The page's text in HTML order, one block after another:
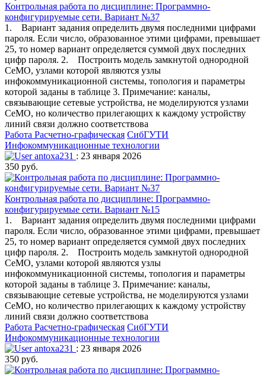
Контрольная работа по дисциплине: Программно-
конфигурируемые сети. Вариант №37
1. Вариант задания определить двумя последними цифрами
пароля. Если число, образованное этими цифрами, превышает
25, то номер вариант определяется суммой двух последних
цифр пароля. 2. Построить модель замкнутой однородной
СеМО, узлами которой являются узлы
инфокоммуникационной системы, топология и параметры
которой заданы в таблице 3. Примечание: каналы,
связывающие сетевые устройства, не моделируются узлами
СеМО, но количество прилегающих к каждому устройству
линий связи должно соответствова
Работа Расчетно-графическая СибГУТИ
Инфокоммуникационные технологии
antoxa231 : 23 января 2026
350 руб.
Контрольная работа по дисциплине: Программно-
конфигурируемые сети. Вариант №15
1. Вариант задания определить двумя последними цифрами
пароля. Если число, образованное этими цифрами, превышает
25, то номер вариант определяется суммой двух последних
цифр пароля. 2. Построить модель замкнутой однородной
СеМО, узлами которой являются узлы
инфокоммуникационной системы, топология и параметры
которой заданы в таблице 3. Примечание: каналы,
связывающие сетевые устройства, не моделируются узлами
СеМО, но количество прилегающих к каждому устройству
линий связи должно соответствова
Работа Расчетно-графическая СибГУТИ
Инфокоммуникационные технологии
antoxa231 : 23 января 2026
350 руб.